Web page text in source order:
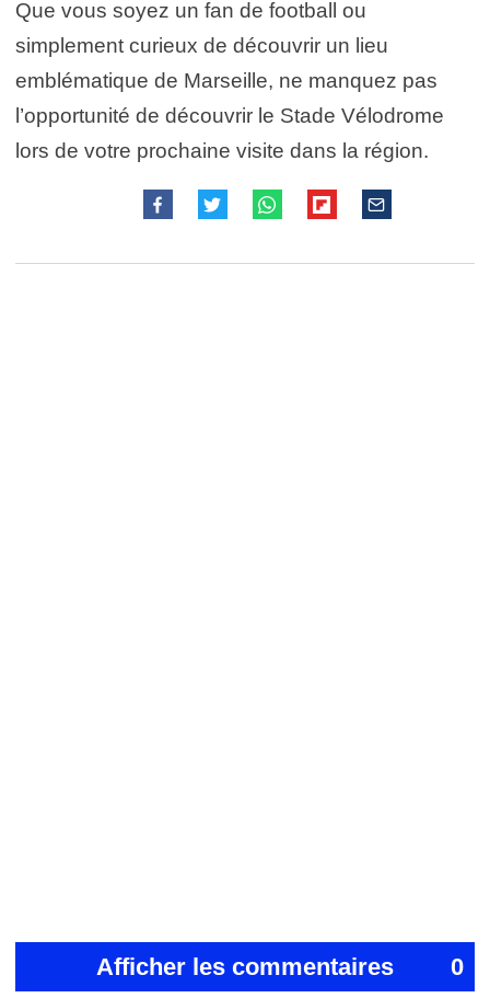
Que vous soyez un fan de football ou
simplement curieux de découvrir un lieu
emblématique de Marseille, ne manquez pas
l’opportunité de découvrir le Stade Vélodrome
lors de votre prochaine visite dans la région.
Afficher les commentaires 0